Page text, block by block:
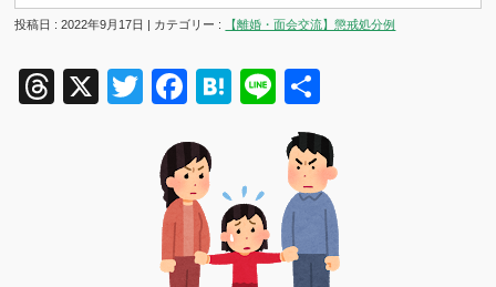
投稿日 : 2022年9月17日 | カテゴリー : 【離婚・面会交流】懲戒処分例
Threads
X TwitterFacebook
Hatena
Line